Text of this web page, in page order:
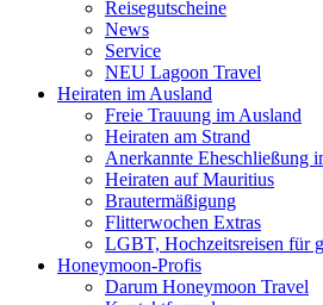
Reisegutscheine
News
Service
NEU Lagoon Travel
Heiraten im Ausland
Freie Trauung im Ausland
Heiraten am Strand
Anerkannte Eheschließung
Heiraten auf Mauritius
Brautermäßigung
Flitterwochen Extras
LGBT, Hochzeitsreisen für
Honeymoon-Profis
Darum Honeymoon Travel